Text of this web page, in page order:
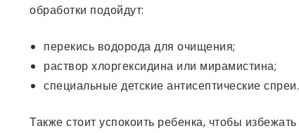
обработки подойдут:
перекись водорода для очищения;
раствор хлоргексидина или мирамистина;
специальные детские антисептические спреи.
Также стоит успокоить ребенка, чтобы